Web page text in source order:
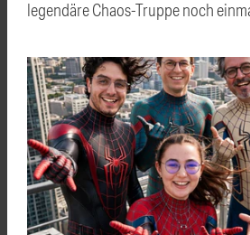
legendäre Chaos-Truppe noch